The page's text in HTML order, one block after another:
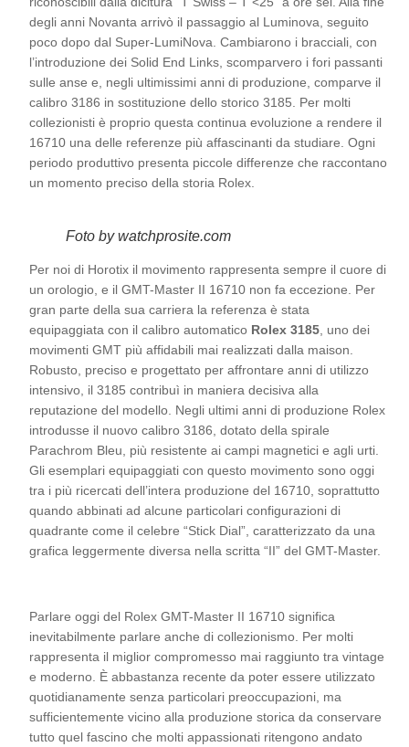
degli anni Novanta arrivò il passaggio al Luminova, seguito
poco dopo dal Super-LumiNova. Cambiarono i bracciali, con
l’introduzione dei Solid End Links, scomparvero i fori passanti
sulle anse e, negli ultimissimi anni di produzione, comparve il
calibro 3186 in sostituzione dello storico 3185. Per molti
collezionisti è proprio questa continua evoluzione a rendere il
16710 una delle referenze più affascinanti da studiare. Ogni
periodo produttivo presenta piccole differenze che raccontano
un momento preciso della storia Rolex.
Foto by watchprosite.com
Per noi di Horotix il movimento rappresenta sempre il cuore di
un orologio, e il GMT-Master II 16710 non fa eccezione. Per
gran parte della sua carriera la referenza è stata
equipaggiata con il calibro automatico Rolex 3185 , uno dei
movimenti GMT più affidabili mai realizzati dalla maison.
Robusto, preciso e progettato per affrontare anni di utilizzo
intensivo, il 3185 contribuì in maniera decisiva alla
reputazione del modello. Negli ultimi anni di produzione Rolex
introdusse il nuovo calibro 3186, dotato della spirale
Parachrom Bleu, più resistente ai campi magnetici e agli urti.
Gli esemplari equipaggiati con questo movimento sono oggi
tra i più ricercati dell’intera produzione del 16710, soprattutto
quando abbinati ad alcune particolari configurazioni di
quadrante come il celebre “Stick Dial”, caratterizzato da una
grafica leggermente diversa nella scritta “II” del GMT-Master.
Parlare oggi del Rolex GMT-Master II 16710 significa
inevitabilmente parlare anche di collezionismo. Per molti
rappresenta il miglior compromesso mai raggiunto tra vintage
e moderno. È abbastanza recente da poter essere utilizzato
quotidianamente senza particolari preoccupazioni, ma
sufficientemente vicino alla produzione storica da conservare
tutto quel fascino che molti appassionati ritengono andato